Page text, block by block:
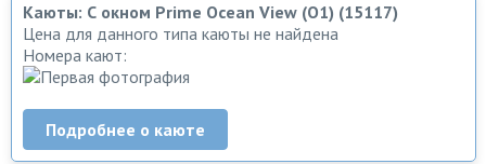
Каюты: С окном Prime Ocean View (O1) (15117)
Цена для данного типа каюты не найдена
Номера кают:
Подробнее о каюте